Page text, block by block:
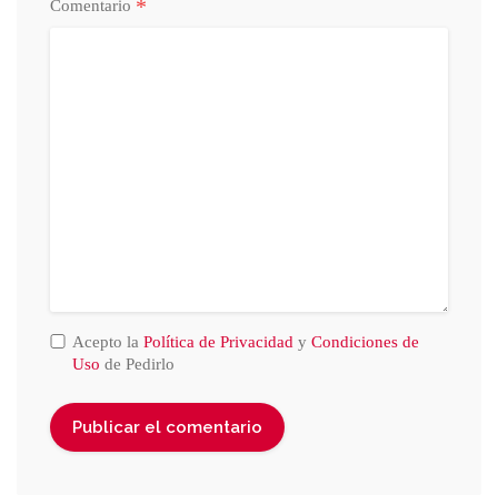
Comentario *
Acepto la Política de Privacidad y Condiciones de
Uso de Pedirlo